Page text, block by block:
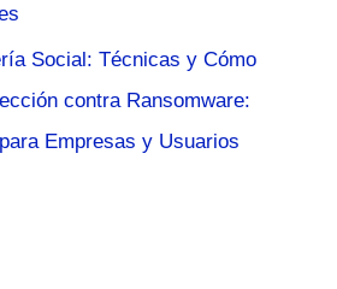
Social: Técnicas y Cómo
contra Ransomware:
Empresas y Usuarios